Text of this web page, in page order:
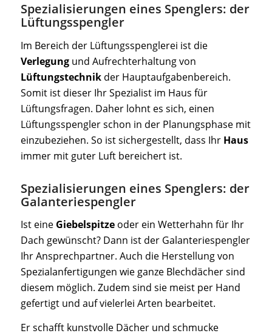
Spezialisierungen eines Spenglers: der
Lüftungsspengler
Im Bereich der Lüftungsspenglerei ist die
Verlegungund Aufrechterhaltung von
Lüftungstechnikder Hauptaufgabenbereich.
Somit ist dieser Ihr Spezialist im Haus für
Lüftungsfragen. Daher lohnt es sich, einen
Lüftungsspengler schon in der Planungsphase mit
einzubeziehen. So ist sichergestellt, dass Ihr Haus
immer mit guter Luft bereichert ist.
Spezialisierungen eines Spenglers: der
Galanteriespengler
Ist eine Giebelspitzeoder ein Wetterhahn für Ihr
Dach gewünscht? Dann ist der Galanteriespengler
Ihr Ansprechpartner. Auch die Herstellung von
Spezialanfertigungen wie ganze Blechdächer sind
diesem möglich. Zudem sind sie meist per Hand
gefertigt und auf vielerlei Arten bearbeitet.
Er schafft kunstvolle Dächer und schmucke